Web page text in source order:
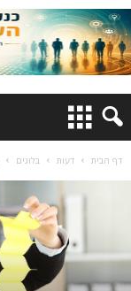
דף הבית דעות בלוגים